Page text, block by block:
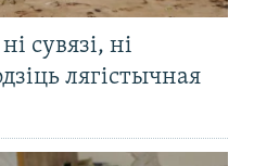
сувязі, ні
лягістычная